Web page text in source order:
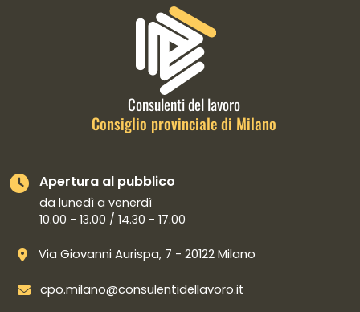
Informazioni di contatto e link
Consulenti del lavoro
Consiglio provinciale di Milano
Apertura al pubblico
da lunedì a venerdì
10.00 - 13.00 / 14.30 - 17.00
Via Giovanni Aurispa, 7 - 20122 Milano
cpo.milano@consulentidellavoro.it